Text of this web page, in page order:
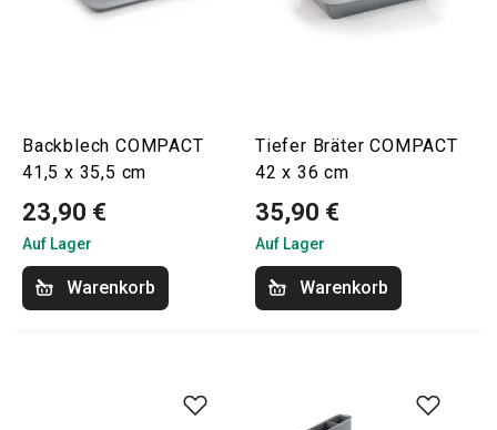
Backblech COMPACT
41,5 x 35,5 cm
23,90 €
Auf Lager
Warenkorb
Tiefer Bräter COMPACT
42 x 36 cm
35,90 €
Auf Lager
Warenkorb